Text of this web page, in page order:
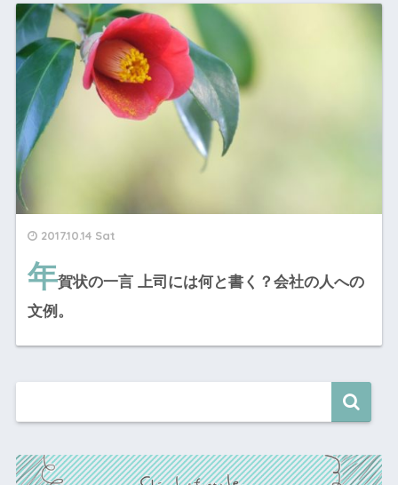
2017.10.14 Sat
年賀状の一言 上司には何と書く？会社の人への
文例。